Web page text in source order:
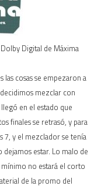
Digital de Máxima
cosas se empezaron a
mezclar con
en el estado que
finales se retrasó, y para
7, y el mezclador se tenía
dejamos estar. Lo malo de
no estará el corto
de la promo del